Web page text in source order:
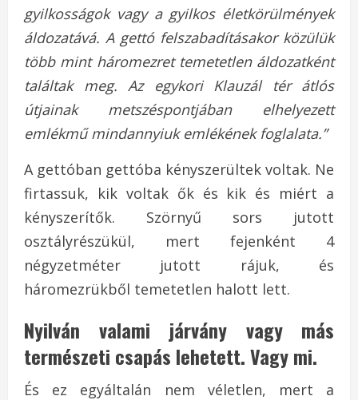
gyilkosságok vagy a gyilkos életkörülmények
áldozatává. A gettó felszabadításakor közülük
több mint háromezret temetetlen áldozatként
találtak meg. Az egykori Klauzál tér átlós
útjainak metszéspontjában elhelyezett
emlékmű mindannyiuk emlékének foglalata.”
A gettóban gettóba kényszerültek voltak. Ne
firtassuk, kik voltak ők és kik és miért a
kényszerítők. Szörnyű sors jutott
osztályrészükül, mert fejenként 4
négyzetméter jutott rájuk, és
háromezrükből temetetlen halott lett.
Nyilván valami járvány vagy más
természeti csapás lehetett. Vagy mi.
És ez egyáltalán nem véletlen, mert a